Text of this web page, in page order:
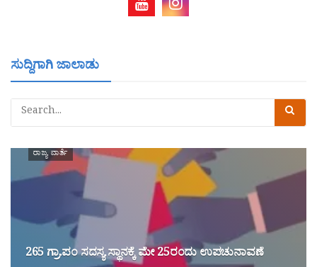
ಸುದ್ದಿಗಾಗಿ ಜಾಲಾಡು
ರಾಜ್ಯ ವಾರ್ತೆ
265 ಗ್ರಾ.ಪಂ ಸದಸ್ಯ ಸ್ಥಾನಕ್ಕೆ ಮೇ 25ರಂದು ಉಪಚುನಾವಣೆ